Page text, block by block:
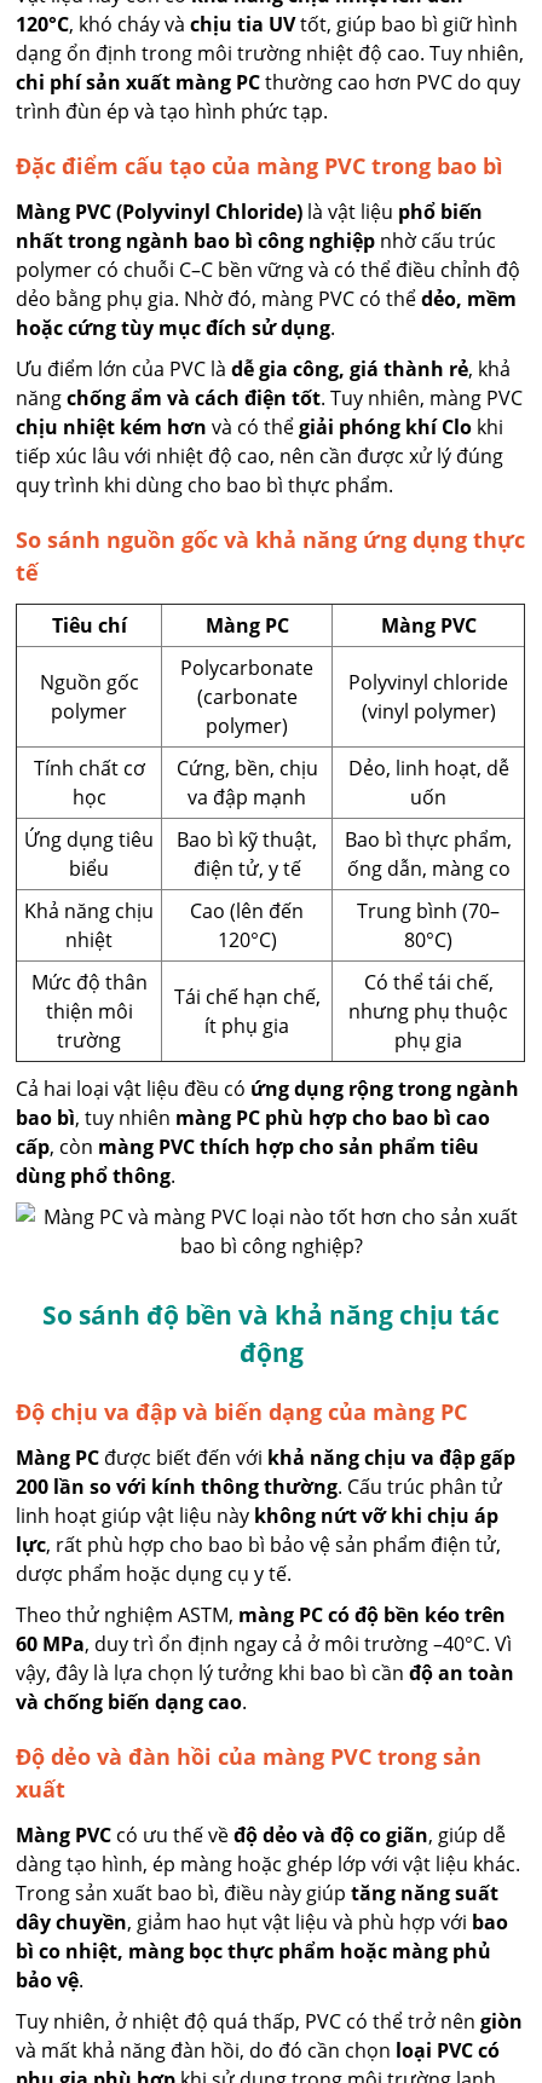
120°C, khó cháy vàchịu tia UVtốt, giúp bao bì giữ hình
dạng ổn định trong môi trường nhiệt độ cao. Tuy nhiên,
chi phí sản xuất màng PCthường cao hơn PVC do quy
trình đùn ép và tạo hình phức tạp.
Đặc điểm cấu tạo của màng PVC trong bao bì
Màng PVC (Polyvinyl Chloride) là vật liệu phổ biến
nhất trong ngành bao bì công nghiệp nhờ cấu trúc
polymer có chuỗi C–C bền vững và có thể điều chỉnh độ
dẻo bằng phụ gia. Nhờ đó, màng PVC có thểdẻo, mềm
hoặc cứng tùy mục đích sử dụng.
Ưu điểm lớn của PVC làdễ gia công, giá thành rẻ, khả
năngchống ẩm và cách điện tốt. Tuy nhiên, màng PVC
chịu nhiệt kém hơn và có thểgiải phóng khí Clo khi
tiếp xúc lâu với nhiệt độ cao, nên cần được xử lý đúng
quy trình khi dùng cho bao bì thực phẩm.
So sánh nguồn gốc và khả năng ứng dụng thực
tế
Tiêu chí Màng PC Màng PVC
Nguồn gốc
polymer
Polycarbonate
(carbonate
polymer)
Polyvinyl chloride
(vinyl polymer)
Tính chất cơ
học
Cứng, bền, chịu
va đập mạnh
Dẻo, linh hoạt, dễ
uốn
Ứng dụng tiêu
biểu
Bao bì kỹ thuật,
điện tử, y tế
Bao bì thực phẩm,
ống dẫn, màng co
Khả năng chịu
nhiệt
Cao (lên đến
120°C)
Trung bình (70–
80°C)
Mức độ thân
thiện môi
trường
Tái chế hạn chế,
ít phụ gia
Có thể tái chế,
nhưng phụ thuộc
phụ gia
Cả hai loại vật liệu đều có ứng dụng rộng trong ngành
bao bì, tuy nhiên màng PC phù hợp cho bao bì cao
cấp, còn màng PVC thích hợp cho sản phẩm tiêu
dùng phổ thông.
So sánh độ bền và khả năng chịu tác
động
Độ chịu va đập và biến dạng của màng PC
Màng PC được biết đến với khả năng chịu va đập gấp
200 lần so với kính thông thường. Cấu trúc phân tử
linh hoạt giúp vật liệu này không nứt vỡ khi chịu áp
lực, rất phù hợp cho bao bì bảo vệ sản phẩm điện tử,
dược phẩm hoặc dụng cụ y tế.
Theo thử nghiệm ASTM, màng PC có độ bền kéo trên
60 MPa, duy trì ổn định ngay cả ở môi trường –40°C. Vì
vậy, đây là lựa chọn lý tưởng khi bao bì cầnđộ an toàn
và chống biến dạng cao.
Độ dẻo và đàn hồi của màng PVC trong sản
xuất
Màng PVC có ưu thế vềđộ dẻo và độ co giãn, giúp dễ
dàng tạo hình, ép màng hoặc ghép lớp với vật liệu khác.
Trong sản xuất bao bì, điều này giúptăng năng suất
dây chuyền, giảm hao hụt vật liệu và phù hợp với bao
bì co nhiệt, màng bọc thực phẩm hoặc màng phủ
bảo vệ.
Tuy nhiên, ở nhiệt độ quá thấp, PVC có thể trở nêngiòn
và mất khả năng đàn hồi, do đó cần chọn loại PVC có